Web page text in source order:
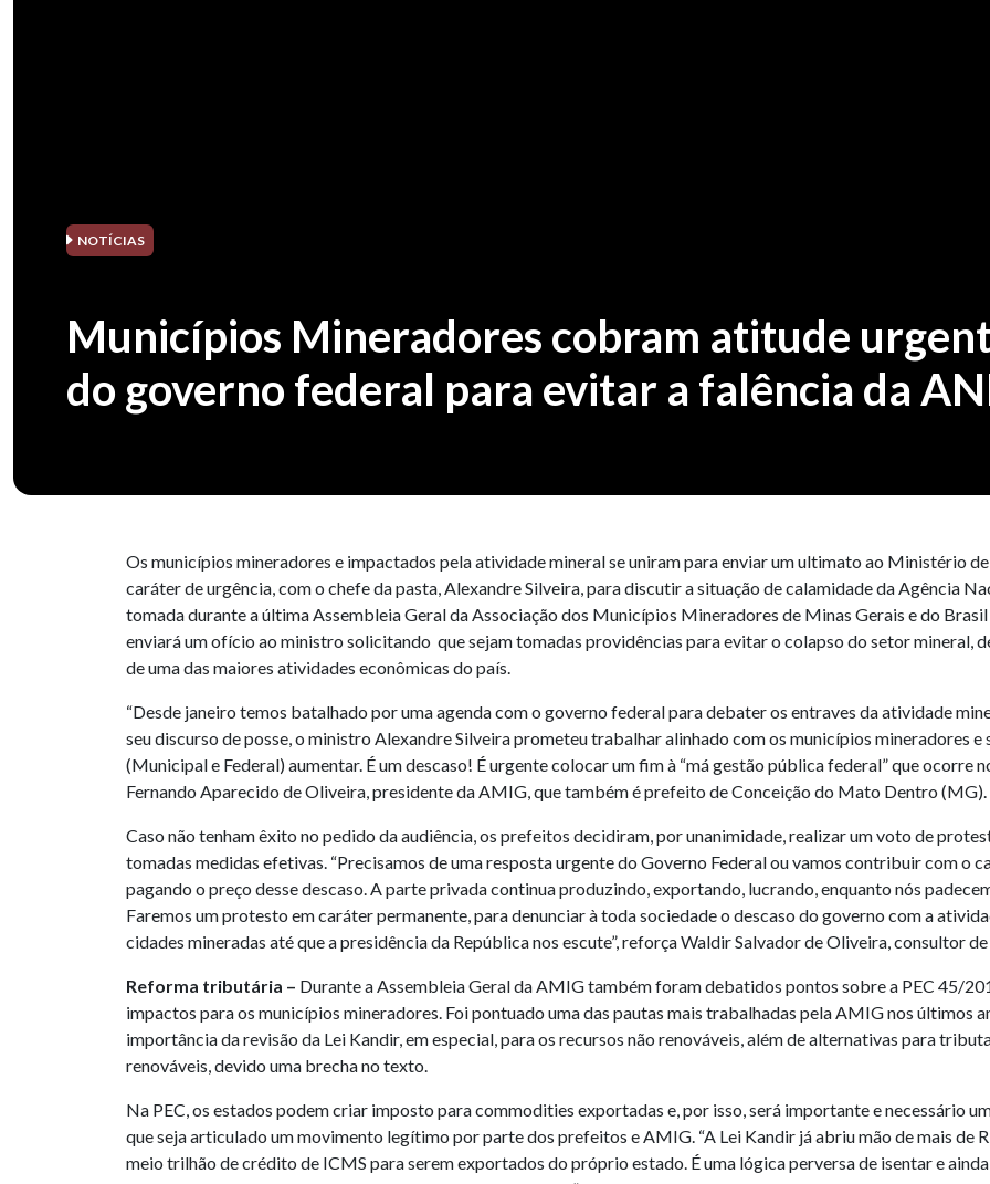
NOTÍCIAS
Municípios Mineradores cobram atitude
do governo federal para evitar a falência da
Os municípios mineradores e impactados pela atividade mineral se uniram para enviar um ultimato ao Ministério
caráter de urgência, com o chefe da pasta, Alexandre Silveira, para discutir a situação de calamidade da Agência
tomada durante a última Assembleia Geral da Associação dos Municípios Mineradores de Minas Gerais e do
enviará um ofício ao ministro solicitando que sejam tomadas providências para evitar o colapso do setor mineral,
de uma das maiores atividades econômicas do país.
“Desde janeiro temos batalhado por uma agenda com o governo federal para debater os entraves da atividade
seu discurso de posse, o ministro Alexandre Silveira prometeu trabalhar alinhado com os municípios mineradores
(Municipal e Federal) aumentar. É um descaso! É urgente colocar um fim à “má gestão pública federal” que ocorre
Fernando Aparecido de Oliveira, presidente da AMIG, que também é prefeito de Conceição do Mato Dentro (MG).
Caso não tenham êxito no pedido da audiência, os prefeitos decidiram, por unanimidade, realizar um voto de
tomadas medidas efetivas. “Precisamos de uma resposta urgente do Governo Federal ou vamos contribuir com o
pagando o preço desse descaso. A parte privada continua produzindo, exportando, lucrando, enquanto nós
Faremos um protesto em caráter permanente, para denunciar à toda sociedade o descaso do governo com a
cidades mineradas até que a presidência da República nos escute”, reforça Waldir Salvador de Oliveira, consultor
Reforma tributária – Durante a Assembleia Geral da AMIG também foram debatidos pontos sobre a PEC 45/
impactos para os municípios mineradores. Foi pontuado uma das pautas mais trabalhadas pela AMIG nos últimos
importância da revisão da Lei Kandir, em especial, para os recursos não renováveis, além de alternativas para
renováveis, devido uma brecha no texto.
Na PEC, os estados podem criar imposto para commodities exportadas e, por isso, será importante e necessário
que seja articulado um movimento legítimo por parte dos prefeitos e AMIG. “A Lei Kandir já abriu mão de mais de
meio trilhão de crédito de ICMS para serem exportados do próprio estado. É uma lógica perversa de isentar e